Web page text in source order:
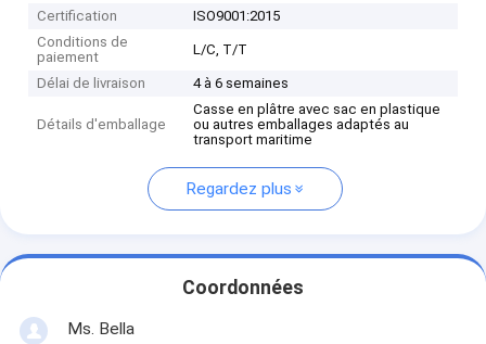
Certification
ISO9001:2015
Conditions de
paiement
L/C, T/T
Délai de livraison 4 à 6 semaines
Détails d'emballage
Casse en plâtre avec sac en plastique
ou autres emballages adaptés au
transport maritime
Regardez plus
Coordonnées
Ms. Bella